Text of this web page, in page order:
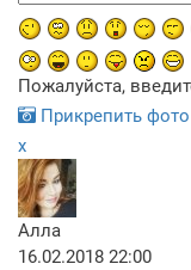
Пожалуйста,
Прикрепить фото
x
Алла
16.02.2018 22:00